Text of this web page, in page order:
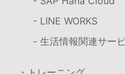
- LINE WORKS
- 生活情報関連サー